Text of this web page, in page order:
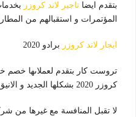
بتقدم ايضا تاجير لاند كروزر
المؤتمرات و استقبالهم من
ايجار لاند كروزر برادو 2020
تروست كار بتقدم لعملاىها خصم
كروزر 2020 بشكلها الجديد و الانيق باسعار تنافسية
لا تقبل المنافسة مع غيرها من